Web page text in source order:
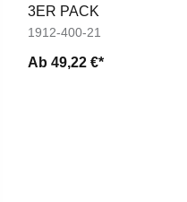
3ER PACK
1912-400-21
Ab 49,22 €*